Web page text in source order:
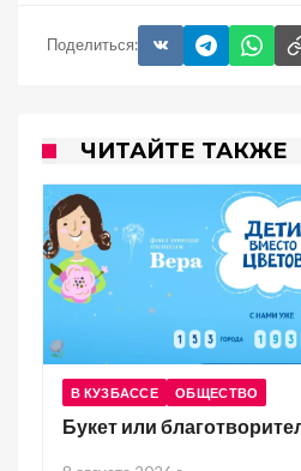
Поделиться:
ЧИТАЙТЕ ТАКЖЕ
В КУЗБАССЕ ОБЩЕСТВО
Букет или